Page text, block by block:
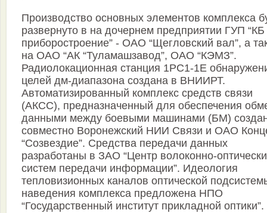
Производство основных элементов комплекса
развернуто в на дочернем предприятии ГУП “КБ
приборостроение” - ОАО “Щегловский вал”, а
на ОАО “АК “Туламашзавод”, ОАО “КЭМЗ”.
Радиолокационная станция 1РС1-1Е
целей дм-диапазона создана в ВНИИРТ.
Автоматизированный комплекс средств связи
(АКСС), предназначенный для обеспечения
данными между боевыми машинами (БМ)
совместно Воронежский НИИ Связи и ОАО
“Созвездие”. Средства передачи данных
разработаны в ЗАО “Центр волоконно-
систем передачи информации”. Идеология
тепловизионных каналов оптической
наведения комплекса предложена НПО
“Государственный институт прикладной оптики”.